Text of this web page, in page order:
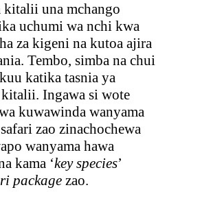
una mchango
uchumi wa nchi kwa
za kigeni na kutoa ajira
Tembo, simba na chui
katika tasnia ya
Ingawa si wote
kuwawinda wanyama
zao zinachochewa
wanyama hawa
kama ‘key species’
package zao.